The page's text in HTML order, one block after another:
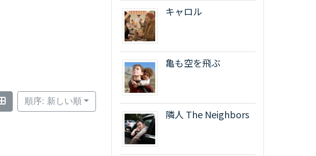
順序: 新しい順
キャロル
亀も空を飛ぶ
隣人 The Neighbors